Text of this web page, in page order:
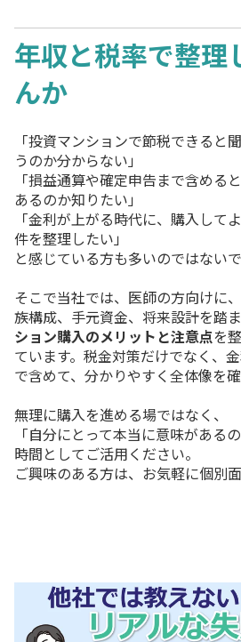
年収と税率で整理
んか
「投資マンションで節税できると
うのか分からない」
「損益通算や確定申告まで含める
あるのか知りたい」
「金利が上がる時代に、購入して
件を整理したい」
と感じている方も多いのではないで
そこで当社では、医師の方向けに
族構成、手元資金、将来設計を踏ま
ション購入のメリットと注意点を
ています。税金対策だけでなく、
で含めて、分かりやすく全体像を
無理に購入を進める場ではなく、
「自分にとって本当に意味がある
時間としてご活用ください。
ご興味のある方は、お気軽に個別